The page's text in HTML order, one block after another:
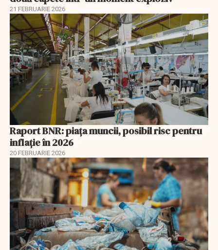
21 FEBRUARIE 2026
Raport BNR: piața muncii, posibil risc pentru
inflație în 2026
20 FEBRUARIE 2026